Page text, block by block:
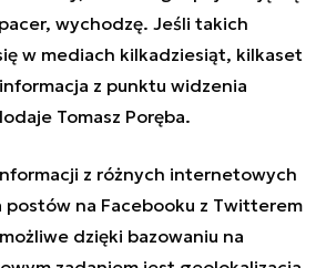
wychodzę. Jeśli takich
w mediach kilkadziesiąt, kilkaset
z punktu widzenia
Tomasz Poręba.
z różnych internetowych
postów na Facebooku z Twitterem
dzięki bazowaniu na